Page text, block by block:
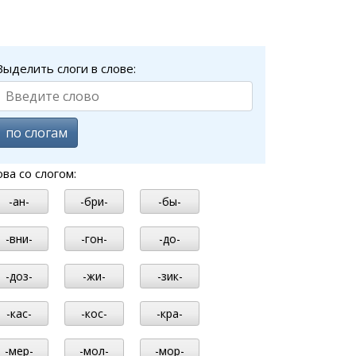
слоги в слове:
по слогам
со слогом:
-ан- -бри- -бы-
-вни- -гон- -до-
-доз- -жи- -зик-
-кас- -кос- -кра-
-мер- -мол- -мор-